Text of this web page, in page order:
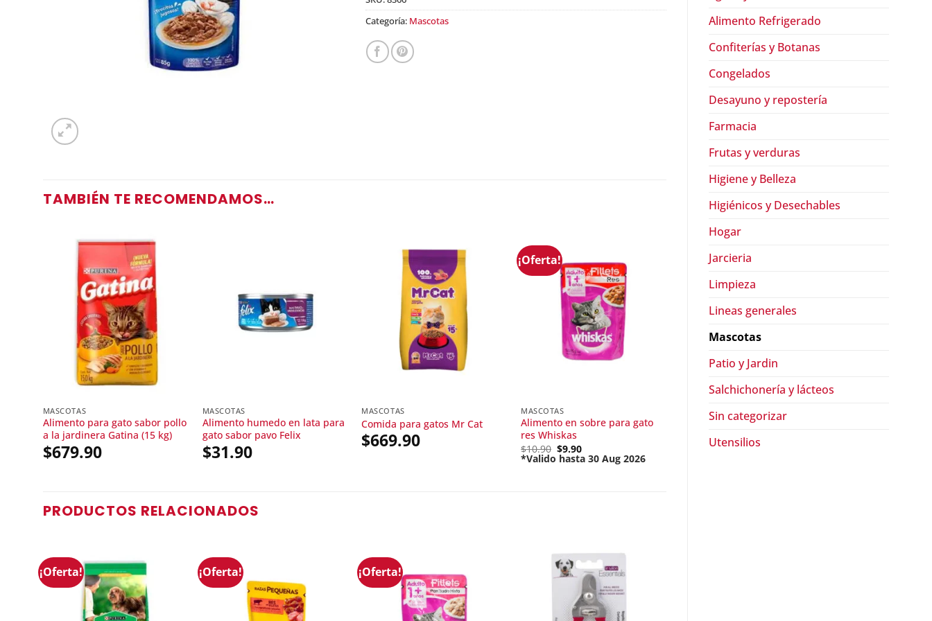
Alimento Refrigerado
Confiterías y Botanas
Congelados
Desayuno y repostería
Farmacia
Frutas y verduras
Higiene y Belleza
Higiénicos y Desechables
Hogar
Jarcieria
Limpieza
Lineas generales
Mascotas
Patio y Jardin
Salchichonería y lácteos
Sin categorizar
Utensilios
price
$9.00.
Categoría: Mascotas
TAMBIÉN TE RECOMENDAMOS…
MASCOTAS
Alimento para gato sabor pollo
a la jardinera Gatina (15 kg)
$679.90
MASCOTAS
Alimento humedo en lata para
gato sabor pavo Felix
$31.90
MASCOTAS
Comida para gatos Mr Cat
$669.90
¡Oferta!
MASCOTAS
Alimento en sobre para gato
res Whiskas
$10.90 Original
price
$9.90
*Valido hasta 30 Aug 2026
PRODUCTOS RELACIONADOS
¡Oferta! ¡Oferta! ¡Oferta!